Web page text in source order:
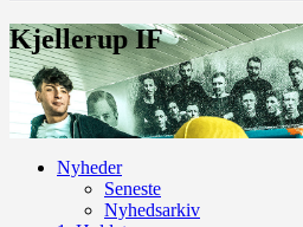
Kjellerup IF
Nyheder
Seneste
Nyhedsarkiv